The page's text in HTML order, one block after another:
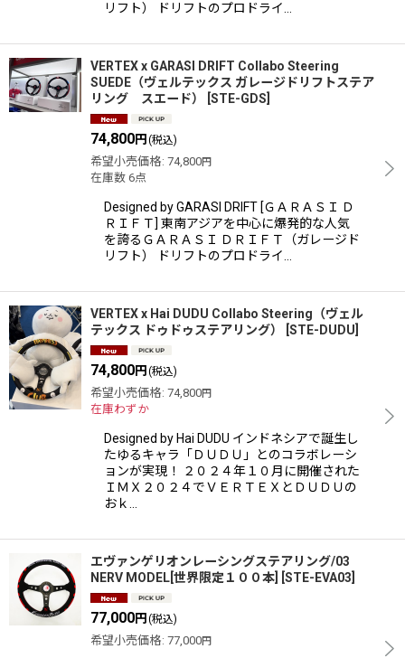
リフト） ドリフトのプロドライ…
VERTEX x GARASI DRIFT Collabo Steering
SUEDE（ヴェルテックス ガレージドリフトステア
リング スエード）
STE-GDS
74,800円 (税込)
希望小売価格: 74,800円
在庫数 6点
Designed by GARASI DRIFT [ＧＡＲＡＳＩ Ｄ
ＲＩＦＴ] 東南アジアを中心に爆発的な人気
を誇るＧＡＲＡＳＩ ＤＲＩＦＴ（ガレージド
リフト） ドリフトのプロドライ…
VERTEX x Hai DUDU Collabo Steering（ヴェル
テックス ドゥドゥステアリング）
STE-DUDU
74,800円 (税込)
希望小売価格: 74,800円
在庫わずか
Designed by Hai DUDU インドネシアで誕生し
たゆるキャラ「ＤＵＤＵ」とのコラボレーシ
ョンが実現！ ２０２４年１０月に開催された
ＩＭＸ２０２４でＶＥＲＴＥＸとＤＵＤＵの
おｋ…
エヴァンゲリオンレーシングステアリング/03
NERV MODEL[世界限定１００本]
STE-EVA03
77,000円 (税込)
希望小売価格: 77,000円